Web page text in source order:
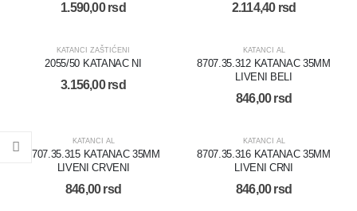
1.590,00rsd 2.114,40 rsd
KATANCI ZAŠTIĆENI
2055/50 KATANAC NI
3.156,00rsd
KATANCI AL
8707.35.312 KATANAC 35MM
LIVENI BELI
846,00rsd
KATANCI AL
8707.35.315 KATANAC 35MM
LIVENI CRVENI
846,00rsd
KATANCI AL
8707.35.316 KATANAC 35MM
LIVENI CRNI
846,00rsd